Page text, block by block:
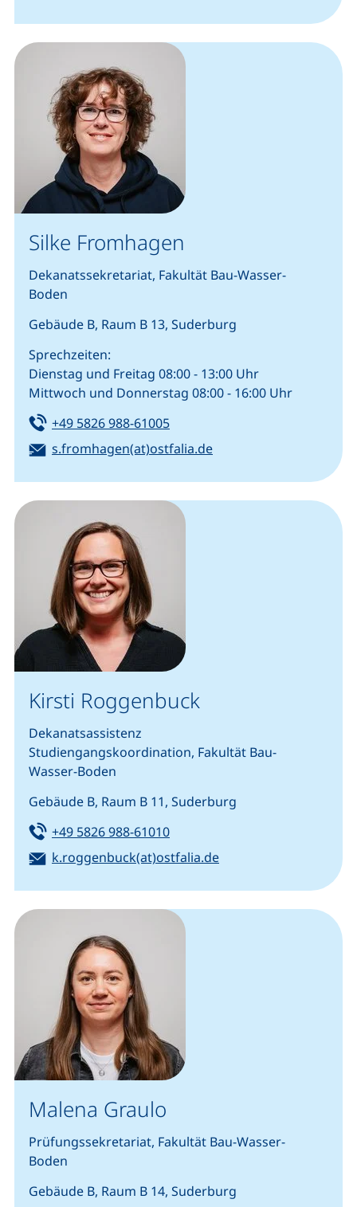
Silke Fromhagen
Dekanatssekretariat, Fakultät Bau-Wasser-
Boden
Gebäude B, Raum B 13, Suderburg
Sprechzeiten:
Dienstag und Freitag 08:00 - 13:00 Uhr
Mittwoch und Donnerstag 08:00 - 16:00 Uhr
Tel:
+49 5826 988-61005(startet einen Telefonanruf,
E-Mail:
s.fromhagen(at)ostfalia.de(öffnet Ihr E-Mail-
Kirsti Roggenbuck
Dekanatsassistenz
Studiengangskoordination, Fakultät Bau-
Wasser-Boden
Gebäude B, Raum B 11, Suderburg
Tel:
+49 5826 988-61010(startet einen Telefonanruf,
E-Mail:
k.roggenbuck(at)ostfalia.de(öffnet Ihr E-Mail-
Malena Graulo
Prüfungssekretariat, Fakultät Bau-Wasser-
Boden
Gebäude B, Raum B 14, Suderburg